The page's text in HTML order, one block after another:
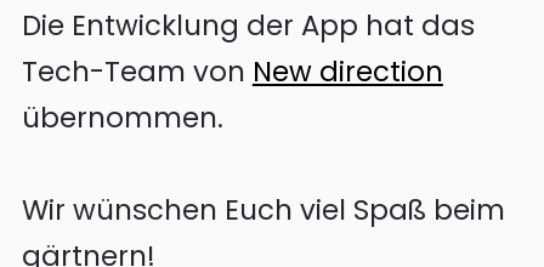
Die Entwicklung der App hat das
Tech-Team von New direction
übernommen.
Wir wünschen Euch viel Spaß beim
gärtnern!